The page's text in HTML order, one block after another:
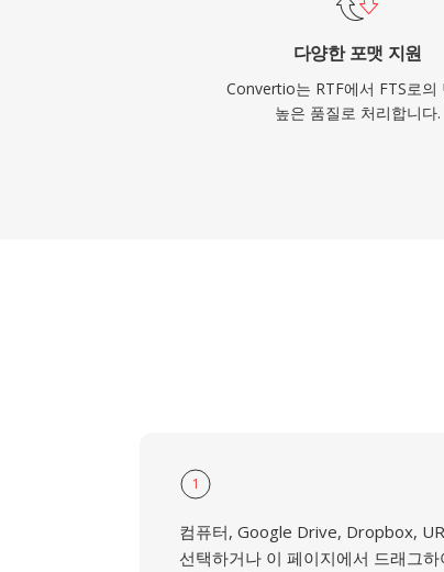
다양한 포맷 지원
Convertio는 RTF에서 FTS로의
높은 품질로 처리합니다.
1
컴퓨터, Google Drive, Dropbox,
선택하거나 이 페이지에서 드래그하